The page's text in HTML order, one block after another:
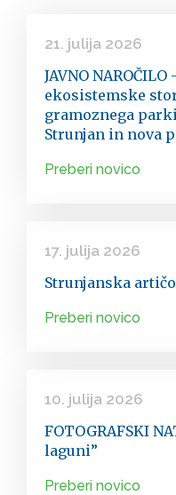
21. julija 2026
JAVNO
ekosistemske
gramoznega
Strunjan in nova
Preberi novico
17. julija 2026
Strunjanska
Preberi novico
10. julija 2026
FOTOGRAFSKI
laguni”
Preberi novico